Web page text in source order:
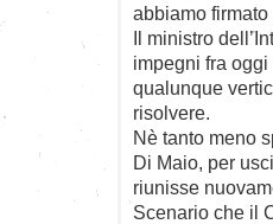
abbiamo
Il ministro
impegni fra
qualunque
risolvere.
Nè tanto meno
Di Maio, per
riunisse
Scenario che il